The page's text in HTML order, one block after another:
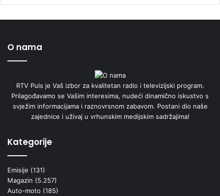
O nama
RTV Puls je Vaš izbor za kvalitetan radio i televizijski program.
Prilagođavamo se Vašim interesima, nudeći dinamično iskustvo s
svježim informacijama i raznovrsnom zabavom. Postani dio naše
zajednice i uživaj u vrhunskim medijskim sadržajima!
Kategorije
Emisije (131)
Magazin (5.257)
Auto-moto (185)